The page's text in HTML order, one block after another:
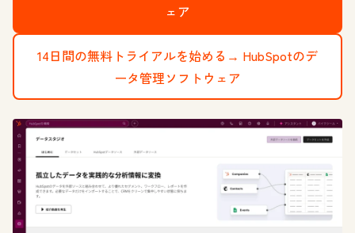
ェア
14日間の無料トライアルを始める→ HubSpotのデ
ータ管理ソフトウェア